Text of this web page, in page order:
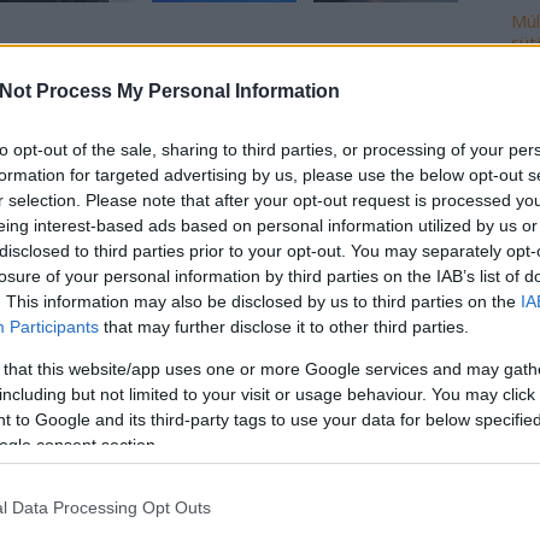
Process My Personal Information
opt-out of the sale, sharing to third parties, or processing of your
for targeted advertising by us, please use the below opt-out
selection. Please note that after your opt-out request is processed
interest-based ads based on personal information utilized by us
to third parties prior to your opt-out. You may separately
of your personal information by third parties on the IAB’s list of
This information may also be disclosed by us to third parties on the
Participants that may further disclose it to other third parties.
that this website/app uses one or more Google services and may
but not limited to your visit or usage behaviour. You may
to Google and its third-party tags to use your data for below
consent section.
Data Processing Opt Outs
trackback címe:
api/trackback/id/7659754
felhasználói tartalomnak minősülnek, értük aszolgáltatás
nem vállal, azokat nem ellenőrzi. Kifogás esetén forduljon a blog
feltételekbenés az adatvédelmi tájékoztatóban
! ‐Belépés Facebookkal